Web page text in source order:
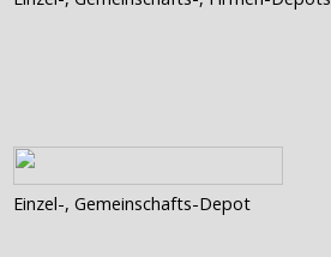
Einzel-, Gemeinschafts-Depot